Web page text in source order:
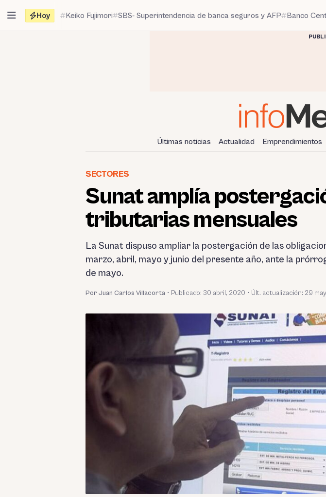
contenido
Hoy Keiko Fujimori SBS- Superintendencia de banca seguros y AFP Banco
Últimas noticias Actualidad Emprendimientos
SECTORES
Sunat amplía
tributarias mensuales
La Sunat dispuso ampliar la postergación de las
marzo, abril, mayo y junio del presente año, ante la
de mayo.
Por Juan Carlos Villacorta • Publicado: 30 abril, 2020 • Últ. actualización: 29